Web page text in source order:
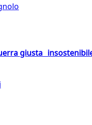
giusta